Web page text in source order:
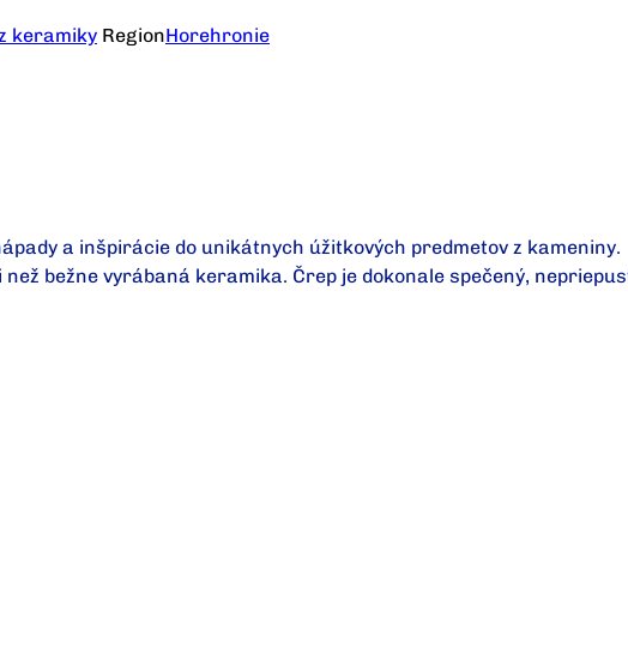
keramiky RegionHorehronie
a inšpirácie do unikátnych úžitkových predmetov z kameniny.
bežne vyrábaná keramika. Črep je dokonale spečený,